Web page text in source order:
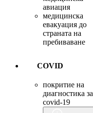
авиация
медицинска
евакуация до
страната на
пребиваване
COVID
покритие на
диагностика за
covid-19